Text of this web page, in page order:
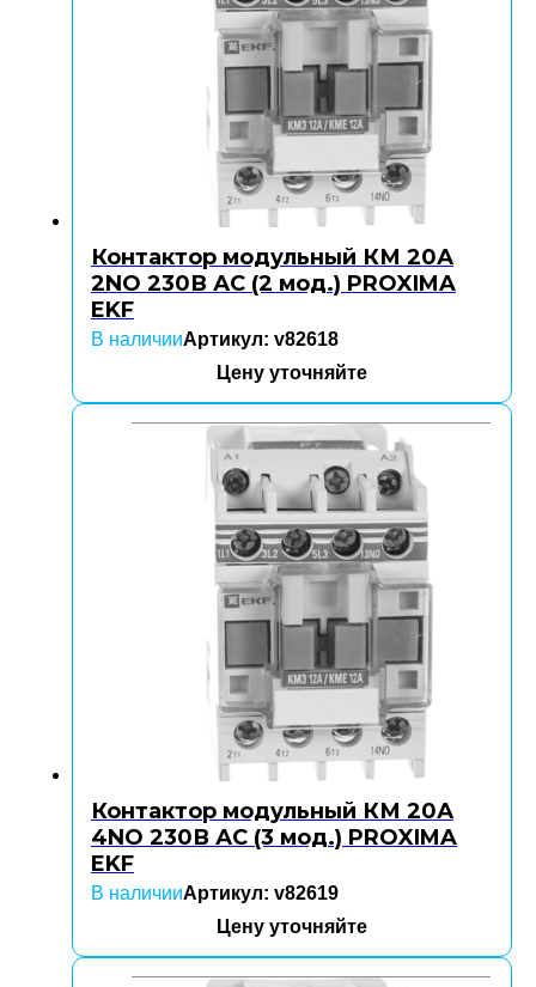
Контактор модульный КМ 20А
2NO 230В АС (2 мод.) PROXIMA
EKF
В наличииАртикул: v82618
Цену уточняйте
Контактор модульный КМ 20А
4NO 230В АС (3 мод.) PROXIMA
EKF
В наличииАртикул: v82619
Цену уточняйте